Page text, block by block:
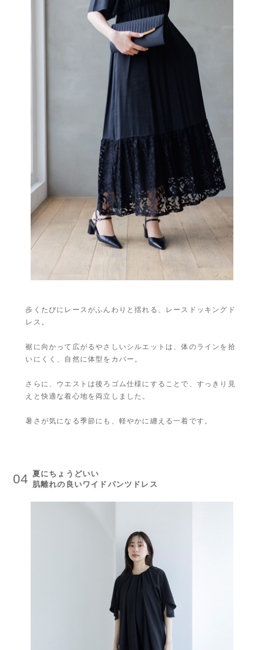
歩くたびにレースがふんわりと揺れる、レースドッキングド
レス。
裾に向かって広がるやさしいシルエットは、体のラインを拾
いにくく、自然に体型をカバー。
さらに、ウエストは後ろゴム仕様にすることで、すっきり見
えと快適な着心地を両立しました。
暑さが気になる季節にも、軽やかに纏える一着です。
04 夏にちょうどいい
肌離れの良いワイドパンツドレス